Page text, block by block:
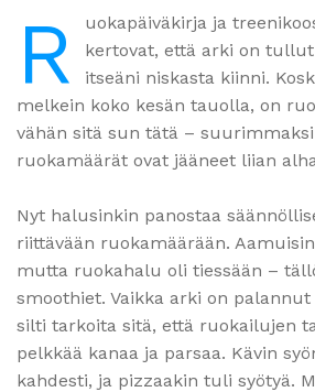
R
uokapäiväkirja ja
kertovat, että arki on
itseäni niskasta kiinni.
melkein koko kesän tauolla, on
vähän sitä sun tätä – suurimmaksi
ruokamäärät ovat jääneet liian
Nyt halusinkin panostaa
riittävään ruokamäärään.
mutta ruokahalu oli tiessään –
smoothiet. Vaikka arki on
silti tarkoita sitä, että ruokailujen
pelkkää kanaa ja parsaa. Kävin
kahdesti, ja pizzaakin tuli syötyä.